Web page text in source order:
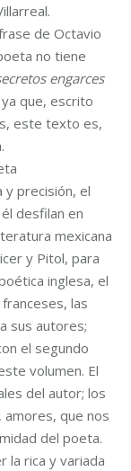
de Octavio
no tiene
engarces
que, escrito
este texto es,
y precisión, el
desfilan en
mexicana
y Pitol, para
inglesa, el
las
sus autores;
el segundo
volumen. El
del autor; los
que nos
del poeta.
la rica y variada